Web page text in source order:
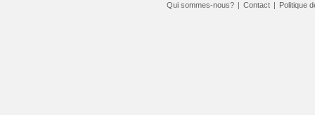
Qui sommes-nous? | Contact | Politique